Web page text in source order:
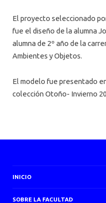
El proyecto seleccionado
fue el diseño de la alumna
alumna de 2º año de la
Ambientes y Objetos.
El modelo fue presentado
colección Otoño- Invierno
INICIO
SOBRE LA FACULTAD